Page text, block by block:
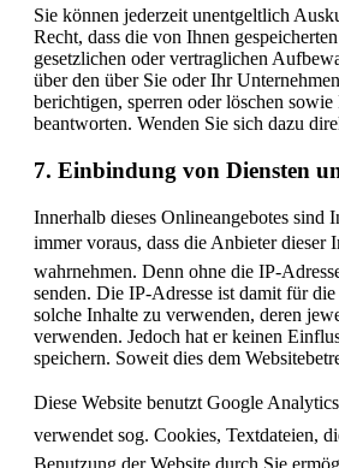
Sie können jederzeit unentgeltlich
Recht, dass die von Ihnen
gesetzlichen oder vertraglichen
über den über Sie oder Ihr
berichtigen, sperren oder löschen
beantworten. Wenden Sie sich dazu
7. Einbindung von Diensten
Innerhalb dieses Onlineangebotes
immer voraus, dass die Anbieter dieser
wahrnehmen. Denn ohne die IP-
senden. Die IP-Adresse ist damit für
solche Inhalte zu verwenden, deren
verwenden. Jedoch hat er keinen
speichern. Soweit dies dem
Diese Website benutzt Google
verwendet sog. Cookies,
Benutzung der Website durch Sie